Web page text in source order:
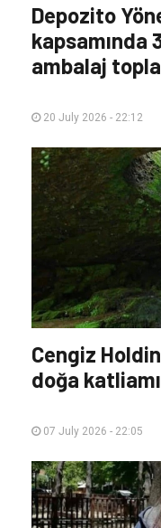
Depozito
kapsamında
ambalaj
20 July 2026 - 22:12
Cengiz
doğa
07 July 2026 - 22:05